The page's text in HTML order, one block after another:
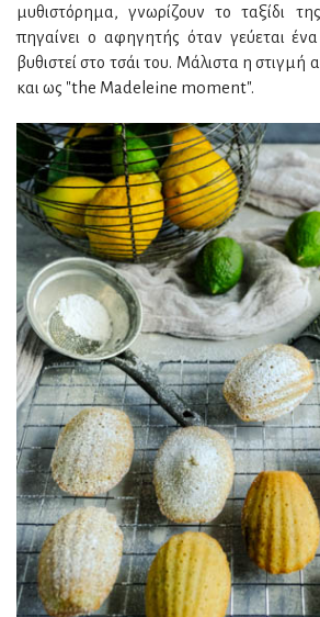
μυθιστόρημα, γνωρίζουν το ταξίδι
πηγαίνει ο αφηγητής όταν γεύεται
βυθιστεί στο τσάι του. Μάλιστα η στιγμή
και ως "the Madeleine moment".